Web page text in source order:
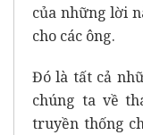
của những lời
cho các ông.
Đó là tất cả
chúng ta về
truyền thống